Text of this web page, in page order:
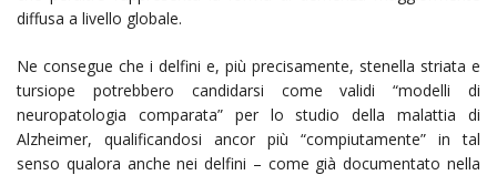
diffusa a livello globale.
Ne consegue che i delfini e, più precisamente, stenella striata e
tursiope potrebbero candidarsi come validi “modelli di
neuropatologia comparata” per lo studio della malattia di
Alzheimer, qualificandosi ancor più “compiutamente” in tal
senso qualora anche nei delfini – come già documentato nella